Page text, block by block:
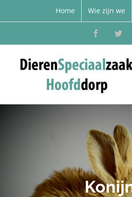
Home Wie zijn we
Facebook